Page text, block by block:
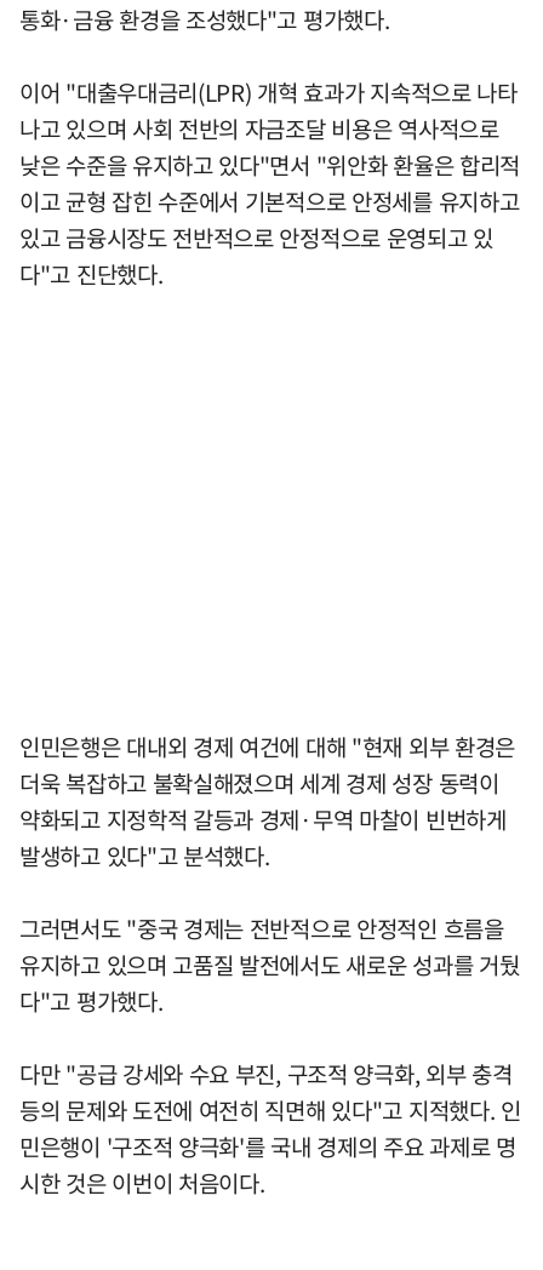
통화·금융 환경을 조성했다"고 평가했다.
이어 "대출우대금리(LPR) 개혁 효과가 지속적으로 나타
나고 있으며 사회 전반의 자금조달 비용은 역사적으로
낮은 수준을 유지하고 있다"면서 "위안화 환율은 합리적
이고 균형 잡힌 수준에서 기본적으로 안정세를 유지하고
있고 금융시장도 전반적으로 안정적으로 운영되고 있
다"고 진단했다.
인민은행은 대내외 경제 여건에 대해 "현재 외부 환경은
더욱 복잡하고 불확실해졌으며 세계 경제 성장 동력이
약화되고 지정학적 갈등과 경제·무역 마찰이 빈번하게
발생하고 있다"고 분석했다.
그러면서도 "중국 경제는 전반적으로 안정적인 흐름을
유지하고 있으며 고품질 발전에서도 새로운 성과를 거뒀
다"고 평가했다.
다만 "공급 강세와 수요 부진, 구조적 양극화, 외부 충격
등의 문제와 도전에 여전히 직면해 있다"고 지적했다. 인
민은행이 '구조적 양극화'를 국내 경제의 주요 과제로 명
시한 것은 이번이 처음이다.